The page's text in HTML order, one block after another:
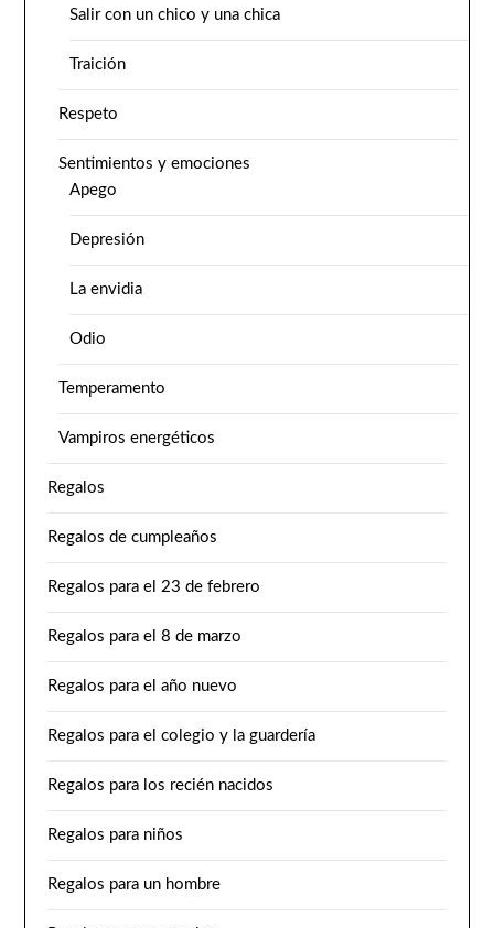
Salir con un chico y una chica
Traición
Respeto
Sentimientos y emociones
Apego
Depresión
La envidia
Odio
Temperamento
Vampiros energéticos
Regalos
Regalos de cumpleaños
Regalos para el 23 de febrero
Regalos para el 8 de marzo
Regalos para el año nuevo
Regalos para el colegio y la guardería
Regalos para los recién nacidos
Regalos para niños
Regalos para un hombre